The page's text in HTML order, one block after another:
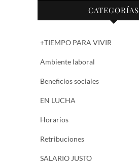
CATEGORÍAS
+TIEMPO PARA VIVIR
Ambiente laboral
Beneficios sociales
EN LUCHA
Horarios
Retribuciones
SALARIO JUSTO